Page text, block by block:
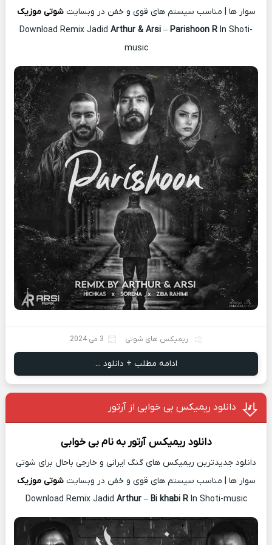
سوار ها | مناسب سیستم های قوی و خفن در وبسایتشوتی موزیک
Download Remix Jadid Arthur & Arsi – Parishoon R In Shoti-
music
ریمیکس های شوتی 3 می 2024
ادامه مطلب + دانلود ...
دانلود ریمیکس بی خوابی از آرتور
دانلود ریمیکس آرتور به نامبی خوابی
دانلود جدیدترین ریمیکس های گنگ ایرانی و خارجی باحال برای شوتی
سوار ها | مناسب سیستم های قوی و خفن در وبسایتشوتی موزیک
Download Remix Jadid Arthur– Bi khabi R In Shoti-music